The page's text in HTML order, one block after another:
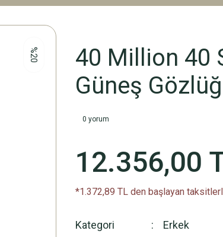
%20
40 Million 40
Güneş
0 yorum
12.356,00
*1.372,89 TL den başlayan
Kategori
Erkek